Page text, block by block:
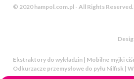
© 2020 hampol.com.pl - All Rights Reserved.
Ekstraktory do wykładzin | Mobilne myjki
Odkurzacze przemysłowe do pyłu Nilfisk |